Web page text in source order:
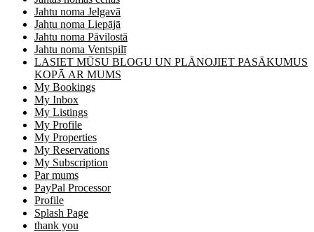
Jahtu noma Jelgavā
Jahtu noma Liepājā
Jahtu noma Pāvilostā
Jahtu noma Ventspilī
LASIET MŪSU BLOGU UN PLĀNOJIET PASĀKUMUS
KOPĀ AR MUMS
My Bookings
My Inbox
My Listings
My Profile
My Properties
My Reservations
My Subscription
Par mums
PayPal Processor
Profile
Splash Page
thank you